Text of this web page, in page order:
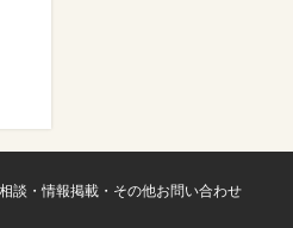
談・情報掲載・その他お問い合わせ